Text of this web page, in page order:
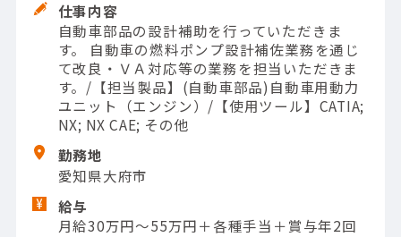
仕事内容
自動車部品の設計補助を行っていただきま
す。 自動車の燃料ポンプ設計補佐業務を通じ
て改良・ＶＡ対応等の業務を担当いただきま
す。/【担当製品】(自動車部品)自動車用動力
ユニット（エンジン）/【使用ツール】CATIA;
NX; NX CAE; その他
勤務地
愛知県大府市
給与
月給30万円～55万円＋各種手当＋賞与年2回